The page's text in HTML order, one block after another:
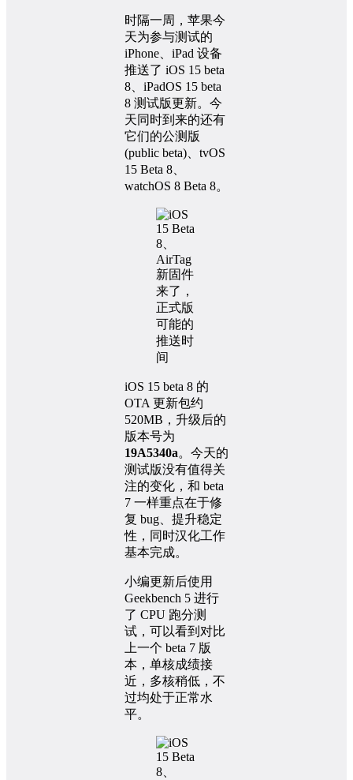
时隔一周，苹果今
天为参与测试的
iPhone、iPad 设备
推送了 iOS 15 beta
8、iPadOS 15 beta
8 测试版更新。今
天同时到来的还有
它们的公测版
(public beta)、tvOS
15 Beta 8、
watchOS 8 Beta 8。
iOS 15 beta 8 的
OTA 更新包约
520MB，升级后的
版本号为
19A5340a。今天的
测试版没有值得关
注的变化，和 beta
7 一样重点在于修
复 bug、提升稳定
性，同时汉化工作
基本完成。
小编更新后使用
Geekbench 5 进行
了 CPU 跑分测
试，可以看到对比
上一个 beta 7 版
本，单核成绩接
近，多核稍低，不
过均处于正常水
平。